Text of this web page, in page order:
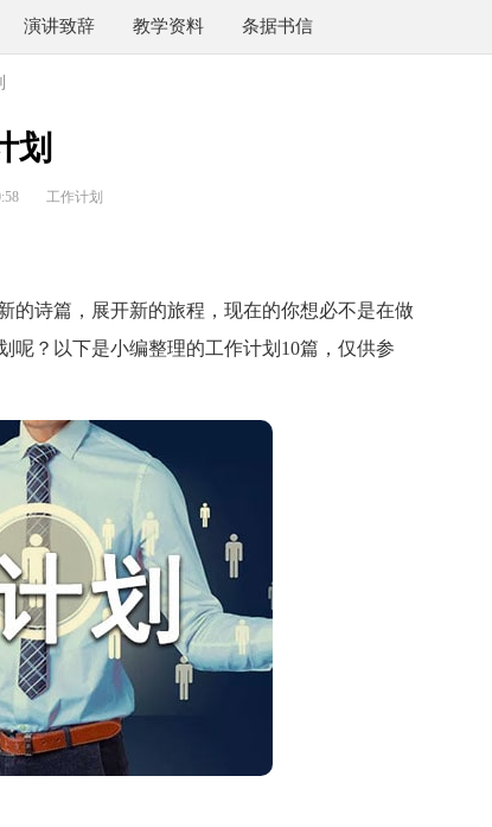
演讲致辞 教学资料 条据书信
划
工作计划
诗篇，展开新的旅程，现在的你想必不是在做
呢？以下是小编整理的工作计划10篇，仅供参